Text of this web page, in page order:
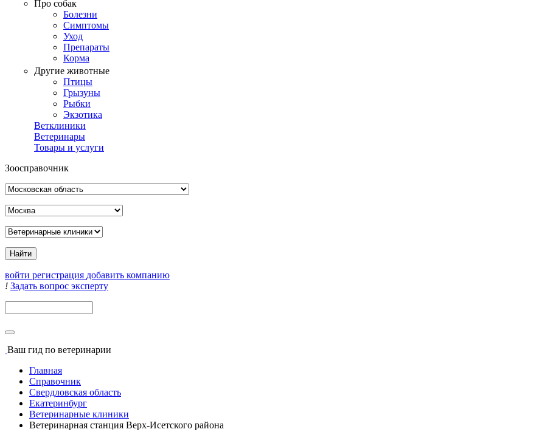
Про собак
Болезни
Симптомы
Уход
Препараты
Корма
Другие животные
Птицы
Грызуны
Рыбки
Экзотика
Ветклиники
Ветеринары
Товары и услуги
Зоосправочник
войти регистрация добавить компанию
! Задать вопрос эксперту
Ваш гид по ветеринарии
Главная
Справочник
Свердловская область
Екатеринбург
Ветеринарные клиники
Ветеринарная станция Верх-Исетского района